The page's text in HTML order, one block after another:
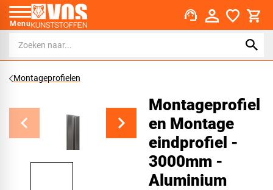
Menu support_agent
Montageprofielen
Montageprofiel
en Montage
eindprofiel -
3000mm -
Aluminium